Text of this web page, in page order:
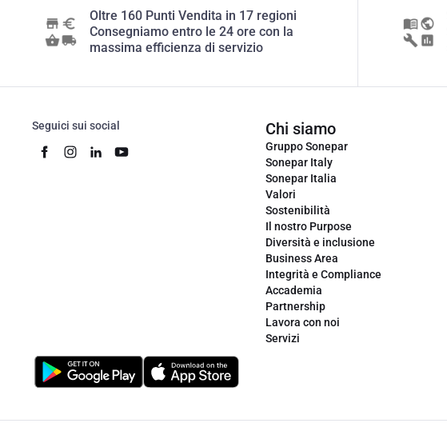
Oltre 160 Punti Vendita in 17 regioni
Consegniamo entro le 24 ore con la
massima efficienza di servizio
Seguici sui social Chi siamo
Gruppo Sonepar
Sonepar Italy
Sonepar Italia
Valori
Sostenibilità
Il nostro Purpose
Diversità e inclusione
Business Area
Integrità e Compliance
Accademia
Partnership
Lavora con noi
Servizi